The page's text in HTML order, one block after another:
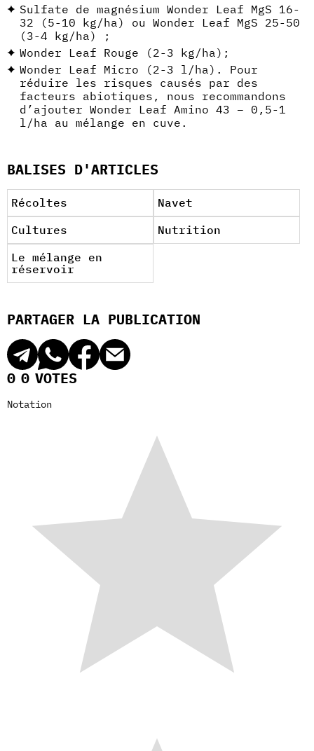
Sulfate de magnésium Wonder Leaf MgS 16-
32 (5-10 kg/ha) ou Wonder Leaf MgS 25-50
(3-4 kg/ha) ;
Wonder Leaf Rouge (2-3 kg/ha);
Wonder Leaf Micro (2-3 l/ha). Pour
réduire les risques causés par des
facteurs abiotiques, nous recommandons
d’ajouter Wonder Leaf Amino 43 – 0,5-1
l/ha au mélange en cuve.
BALISES D'ARTICLES
Récoltes
Navet
Cultures
Nutrition
Le mélange en
réservoir
PARTAGER LA PUBLICATION
0 0 VOTES
Notation